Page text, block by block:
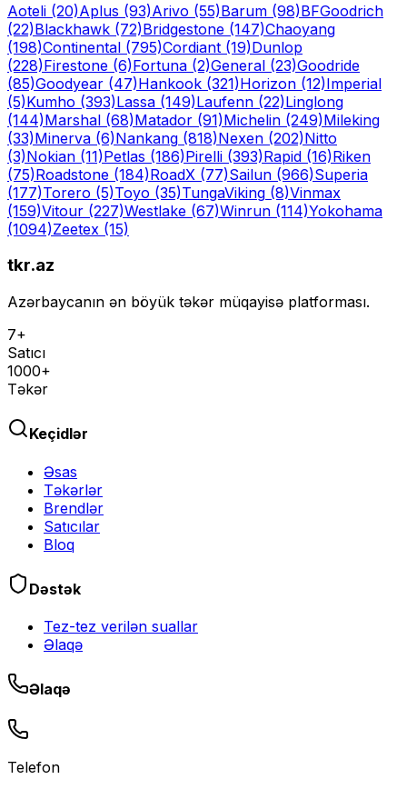
Aoteli (20)Aplus (93)Arivo (55)Barum (98)BFGoodrich
(22)Blackhawk (72)Bridgestone (147)Chaoyang
(198)Continental (795)Cordiant (19)Dunlop
(228)Firestone (6)Fortuna (2)General (23)Goodride
(85)Goodyear (47)Hankook (321)Horizon (12)Imperial
(5)Kumho (393)Lassa (149)Laufenn (22)Linglong
(144)Marshal (68)Matador (91)Michelin (249)Mileking
(33)Minerva (6)Nankang (818)Nexen (202)Nitto
(3)Nokian (11)Petlas (186)Pirelli (393)Rapid (16)Riken
(75)Roadstone (184)RoadX (77)Sailun (966)Superia
(177)Torero (5)Toyo (35)TungaViking (8)Vinmax
(159)Vitour (227)Westlake (67)Winrun (114)Yokohama
(1094)Zeetex (15)
tkr.az
Azərbaycanın ən böyük təkər müqayisə platforması.
7+
Satıcı
1000+
Təkər
Keçidlər
Əsas
Təkərlər
Brendlər
Satıcılar
Bloq
Dəstək
Tez-tez verilən suallar
Əlaqə
Əlaqə
Telefon